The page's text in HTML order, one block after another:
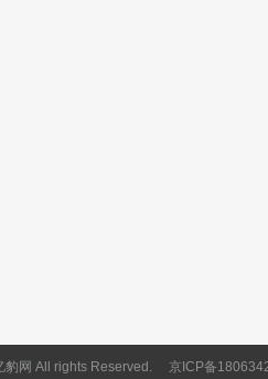
豹网 All rights Reserved. 京ICP备